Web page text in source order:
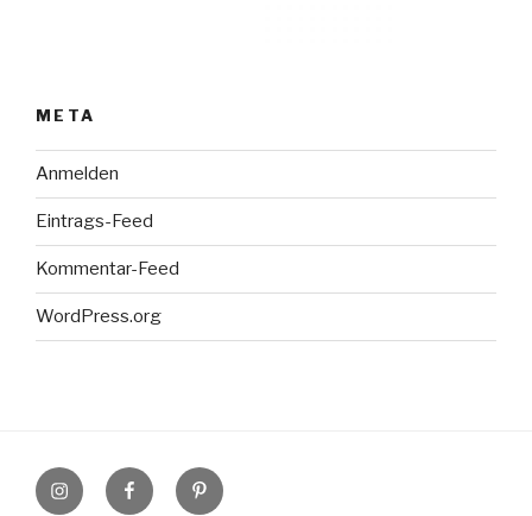
META
Anmelden
Eintrags-Feed
Kommentar-Feed
WordPress.org
InstagramFacebookPinterest